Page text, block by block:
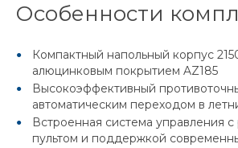
Особенности
Компактный напольный корпус
алюцинковым покрытием AZ185
Высокоэффективный
автоматическим переходом в
Встроенная система управления
пультом и поддержкой